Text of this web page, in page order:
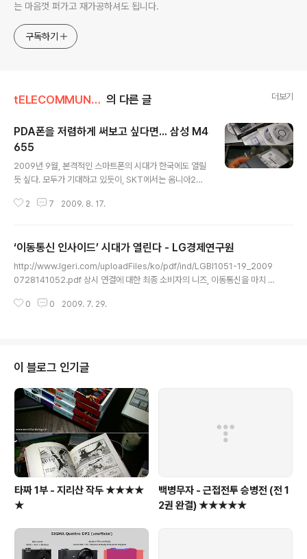
는 마음껏 퍼가고 재가공하셔도 됩니다.
구독하기
tELECOMMUNICATION 의 다른 글 더보기
PDA폰을 저렴하게 써보고 싶다면... 삼성 M4
655
2009년 9월, 본격적인 스마트폰의 시대가 한국에도 열릴
듯 싶다. 모두가 기대하고 있듯이, SKT에서는 옴니아2가,
하나를 지르기전, OZ전용 M4655 중고폰 (가개통만 하고
3파일을 외장메모리에 담아 (DRM없이) 쉽게 들을수 있
다. 2) 지상파 DMB가 꽤나 잘 나온다. (안테나도 내장) 3)
나름 PDA폰이라 일정관리, 모바일 오피스, 파일탐색기, 블
320)가 낮다. 2) 가끔 먹통이 되어 Reset을 눌러줘야 한
2 7 2009. 8. 17.
‘이동통신 인사이드’ 시대가 열린다 - LG경제연구원
http://www.lgeri.com/uploadFiles/ko/pdf/ind/LGBI1051-19_2009
0728141052.pdf 상시 연결에 대한 최종 소비자의 니즈, 이동통신을 마치 하
생산업자의 니즈는 이동통신의 부품화라는 새로운 흐름 을 강화할 것이다. 4G
럼 이동통신 사업자들 또한 자신의 서비스를 공급한 제품이나 서비스에 ‘이동통
신 인사이드’라는 라벨을 붙이는 시대가 다가오는 것이 다. ..
0 0 2009. 7. 29.
이 블로그 인기글
타짜 1부 - 지리산 작두 ★★★★
★
백병무자 - 근접전투 승병전 (전 1
2권 완결) ★★★★★